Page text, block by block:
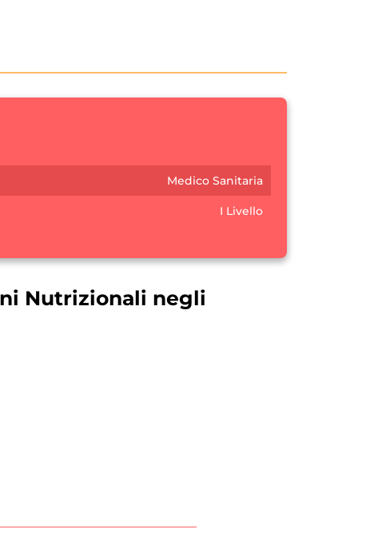
Medico Sanitaria
I Livello
Nutrizionali negli